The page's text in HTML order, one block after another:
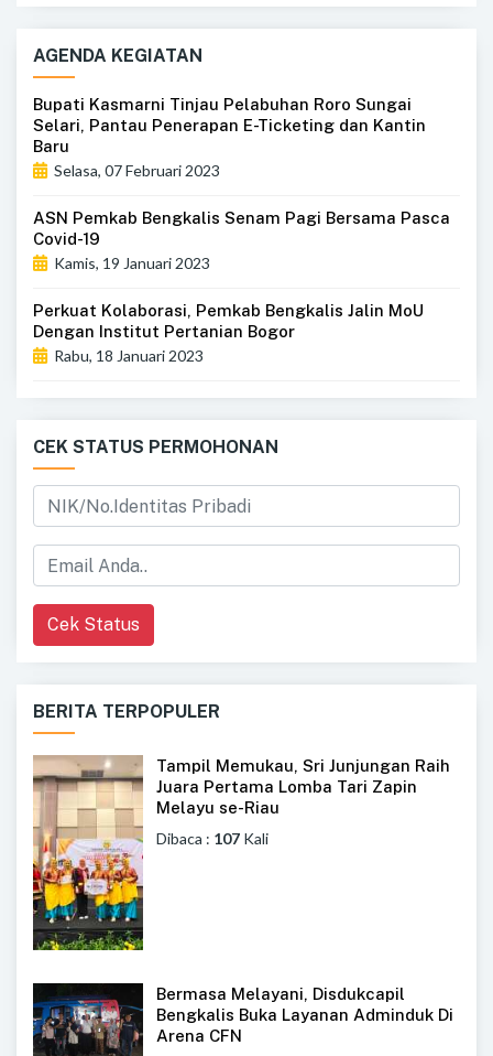
AGENDA KEGIATAN
Bupati Kasmarni Tinjau Pelabuhan Roro Sungai
Selari, Pantau Penerapan E-Ticketing dan Kantin
Baru
Selasa, 07 Februari 2023
ASN Pemkab Bengkalis Senam Pagi Bersama Pasca
Covid-19
Kamis, 19 Januari 2023
Perkuat Kolaborasi, Pemkab Bengkalis Jalin MoU
Dengan Institut Pertanian Bogor
Rabu, 18 Januari 2023
CEK STATUS PERMOHONAN
Cek Status
BERITA TERPOPULER
Tampil Memukau, Sri Junjungan Raih
Juara Pertama Lomba Tari Zapin
Melayu se-Riau
Dibaca : 107 Kali
Bermasa Melayani, Disdukcapil
Bengkalis Buka Layanan Adminduk Di
Arena CFN